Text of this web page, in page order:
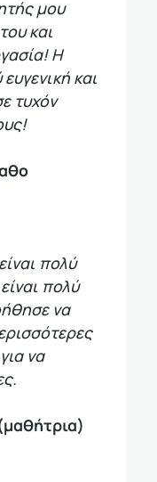
μου
και
Η
και
τυχόν
πολύ
πολύ
να
να